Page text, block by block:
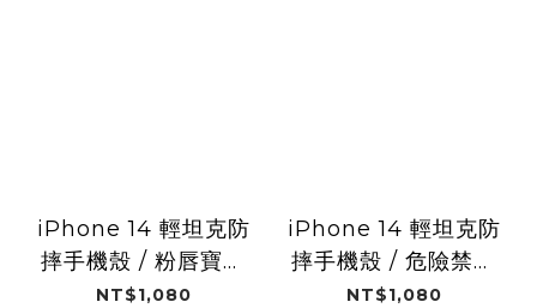
iPhone 14 輕坦克防
摔手機殼 / 粉唇寶貝
(拼貼風格)
NT$1,080
iPhone 14 輕坦克防
摔手機殼 / 危險禁區
(拼貼風格)
NT$1,080